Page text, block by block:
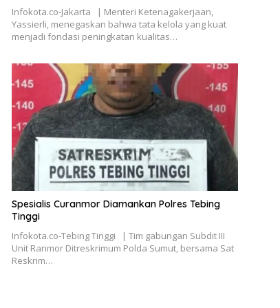
Infokota.co-Jakarta | Menteri Ketenagakerjaan,
Yassierli, menegaskan bahwa tata kelola yang kuat
menjadi fondasi peningkatan kualitas…
Spesialis Curanmor Diamankan Polres Tebing
Tinggi
Infokota.co-Tebing Tinggi | Tim gabungan Subdit III
Unit Ranmor Ditreskrimum Polda Sumut, bersama Sat
Reskrim…